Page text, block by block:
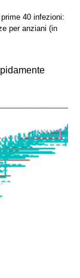
40 infezioni:
per anziani (in